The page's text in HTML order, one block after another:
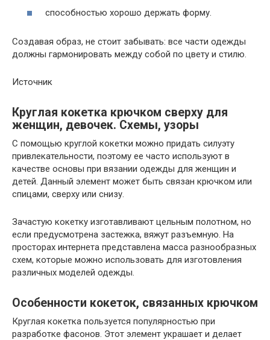
способностью хорошо держать форму.
Создавая образ, не стоит забывать: все части одежды
должны гармонировать между собой по цвету и стилю.
Источник
Круглая кокетка крючком сверху для
женщин, девочек. Схемы, узоры
С помощью круглой кокетки можно придать силуэту
привлекательности, поэтому ее часто используют в
качестве основы при вязании одежды для женщин и
детей. Данный элемент может быть связан крючком или
спицами, сверху или снизу.
Зачастую кокетку изготавливают цельным полотном, но
если предусмотрена застежка, вяжут разъемную. На
просторах интернета представлена масса разнообразных
схем, которые можно использовать для изготовления
различных моделей одежды.
Особенности кокеток, связанных крючком
Круглая кокетка пользуется популярностью при
разработке фасонов. Этот элемент украшает и делает